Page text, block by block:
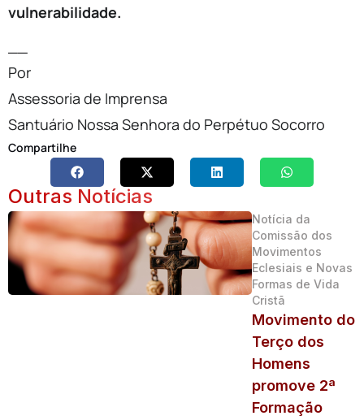
vulnerabilidade.
Por
Assessoria de Imprensa
Santuário Nossa Senhora do Perpétuo Socorro
Compartilhe
Outras Notícias
Notícia da
Comissão dos
Movimentos
Eclesiais e Novas
Formas de Vida
Cristã
Movimento do
Terço dos
Homens
promove 2ª
Formação